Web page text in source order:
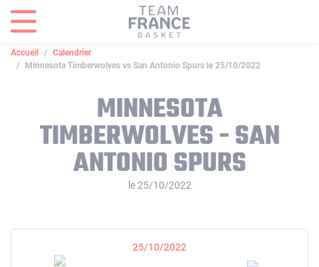
Accueil
Calendrier
Minnesota Timberwolves vs San Antonio Spurs le 25/10/2022
MINNESOTA
TIMBERWOLVES - SAN
ANTONIO SPURS
le 25/10/2022
25/10/2022
Panneau de gestion des cookies